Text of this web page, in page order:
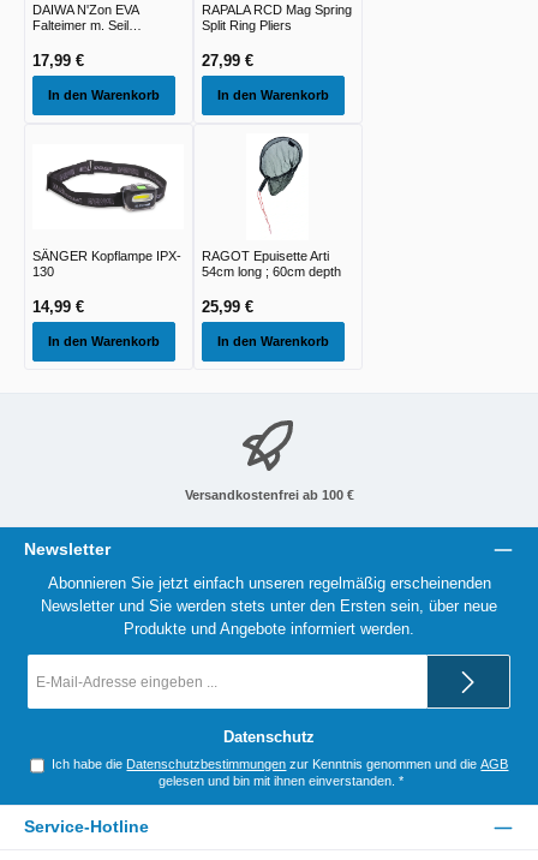
DAIWA N'Zon EVA
Falteimer m. Seil
17,99 €
In den Warenkorb
RAPALA RCD Mag Spring
Split Ring Pliers
27,99 €
In den Warenkorb
SÄNGER Kopflampe IPX-
130
14,99 €
In den Warenkorb
RAGOT Epuisette Arti
54cm long ; 60cm depth
25,99 €
In den Warenkorb
Versandkostenfrei ab 100 €
Newsletter
Abonnieren Sie jetzt einfach unseren regelmäßig erscheinenden
Newsletter und Sie werden stets unter den Ersten sein, über neue
Produkte und Angebote informiert werden.
Mail-
Adresse
Datenschutz
Ich habe die Datenschutzbestimmungen zur Kenntnis genommen und dieAGB
gelesen und bin mit ihnen einverstanden. *
Service-Hotline